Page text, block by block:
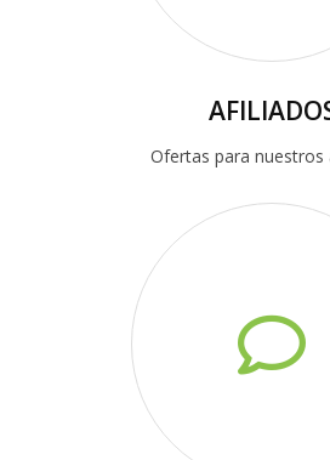
Ofertas para nuestros